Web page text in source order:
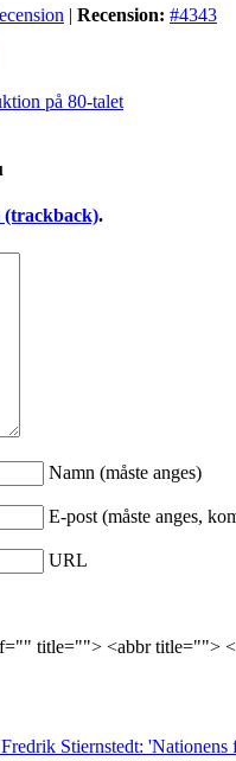
| Recension: #4343
på 80-talet
(trackback).
Namn (måste anges)
E-post (måste anges,
URL
title=""> <abbr title="">